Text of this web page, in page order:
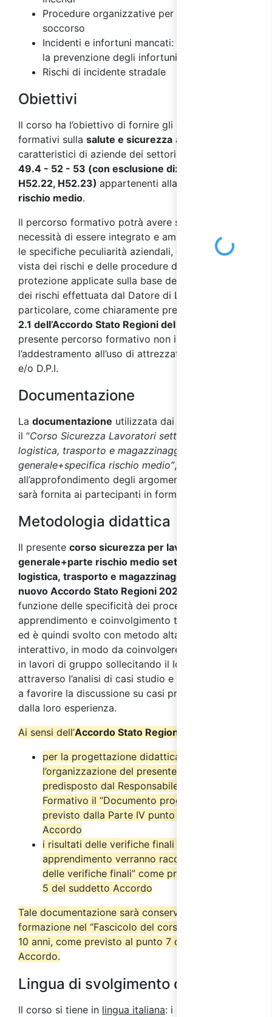
Procedure organizzative per il primo
soccorso
Incidenti e infortuni mancati: importanza per
la prevenzione degli infortuni
Rischi di incidente stradale
Obiettivi
Il corso ha l’obiettivo di fornire gli elementi
formativi sulla salute e sicurezza ai
caratteristici di aziende dei settori
49.4 - 52 - 53 (con esclusione di: H52.21,
H52.22, H52.23) appartenenti alla classe di
rischio medio.
Il percorso formativo potrà avere successivamente
necessità di essere integrato e ampliato secondo
le specifiche peculiarità aziendali, dal punto di
vista dei rischi e delle procedure di prevenzione e
protezione applicate sulla base della valutazione
dei rischi effettuata dal Datore di Lavoro. In
particolare, come chiaramente precisato dal
2.1 dell’Accordo Stato Regioni del 17/04/2025
presente percorso formativo non include
l’addestramento all’uso di attrezzature di lavoro
e/o D.P.I.
Documentazione
La documentazione utilizzata dai docenti durante
il “Corso Sicurezza Lavoratori settore
logistica, trasporto e magazzinaggio - parte
generale+specifica rischio medio”, utile
all’approfondimento degli argomenti affrontati,
sarà fornita ai partecipanti in formato digitale.
Metodologia didattica
Il presente corso sicurezza per lavoratori parte
generale+parte rischio medio settore
logistica, trasporto e magazzinaggio, conforme al
nuovo Accordo Stato Regioni 2025
funzione delle specificità dei processi di
apprendimento e coinvolgimento tipici degli adulti
ed è quindi svolto con metodo altamente
interattivo, in modo da coinvolgere i partecipanti
in lavori di gruppo sollecitando il loro interesse
attraverso l’analisi di casi studio e simulazioni volte
a favorire la discussione su casi pratici provenienti
dalla loro esperienza.
Ai sensi dell’Accordo Stato Regioni del 17/4/2025
per la progettazione didattica e
l’organizzazione del presente corso è stato
predisposto dal Responsabile del Progetto
Formativo il “Documento progettuale” come
previsto dalla Parte IV punto 2.6 del suddetto
Accordo
i risultati delle verifiche finali di
apprendimento verranno raccolti nel “Verbale
delle verifiche finali” come previsto dal punto
5 del suddetto Accordo
Tale documentazione sarà conservata dall’ente di
formazione nel “Fascicolo del corso” per almeno
10 anni, come previsto al punto 7 del suddetto
Accordo.
Lingua di svolgimento del corso
Il corso si tiene in lingua italiana: i partecipanti
Loading...